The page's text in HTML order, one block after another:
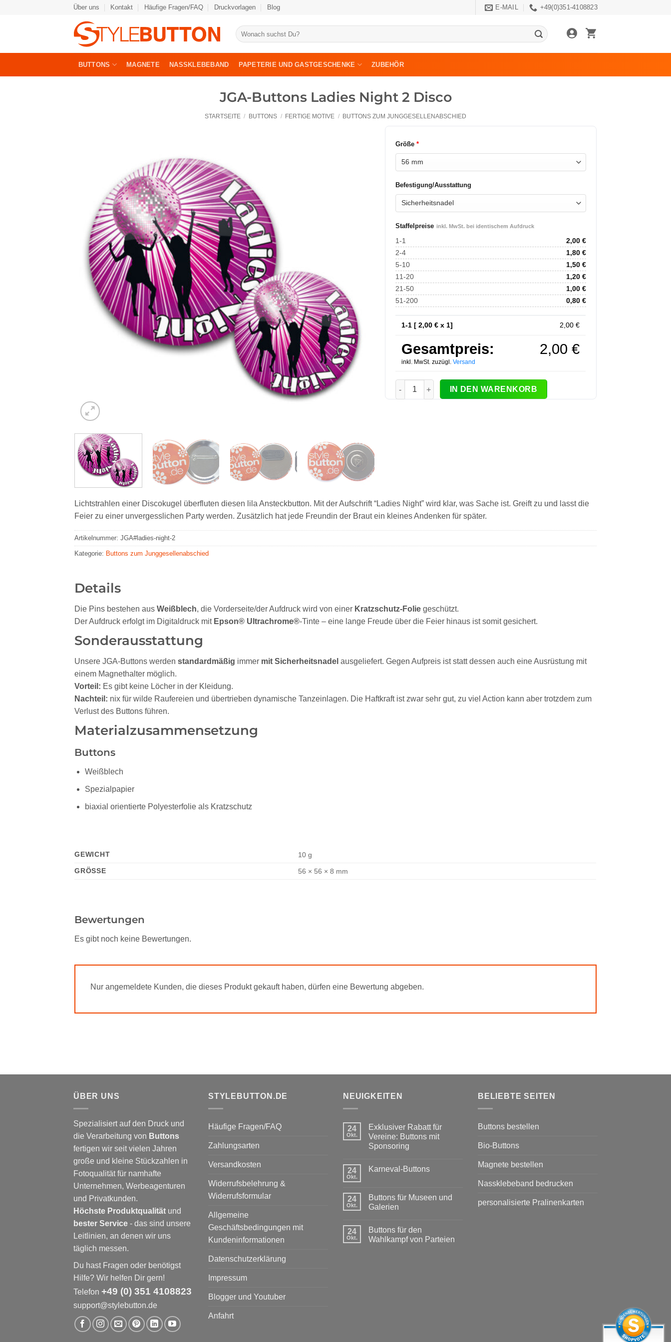
Über uns Kontakt Häufige Fragen/FAQ Druckvorlagen Blog E-MAIL +49(0)351-4108823
Suche
nach:
BUTTONS MAGNETE NASSKLEBEBAND PAPETERIE UND GASTGESCHENKE ZUBEHÖR
JGA-Buttons Ladies Night 2 Disco
STARTSEITE / BUTTONS / FERTIGE MOTIVE / BUTTONS ZUM JUNGGESELLENABSCHIED
Größe*
Befestigung/Ausstattung
Staffelpreise inkl. MwSt. bei identischem Aufdruck
1-1 2,00 €
2-4
1,80 €
5-10
1,50 €
11-20
1,20 €
21-50
1,00 €
51-200
0,80 €
1-1 [ 2,00€ x 1] 2,00€
Gesamtpreis:
inkl. MwSt. zuzügl. Versand
2,00 €
JGA-Buttons Ladies Night 2 Disco Menge
IN DEN WARENKORB
Lichtstrahlen einer Discokugel überfluten diesen lila Ansteckbutton. Mit der Aufschrift “Ladies Night” wird klar, was Sache ist. Greift zu und lasst die
Feier zu einer unvergesslichen Party werden. Zusätzlich hat jede Freundin der Braut ein kleines Andenken für später.
Artikelnummer:JGA#ladies-night-2
Kategorie: Buttons zum Junggesellenabschied
Details
Die Pins bestehen ausWeißblech, die Vorderseite/der Aufdruck wird von einer Kratzschutz-Folie geschützt.
Der Aufdruck erfolgt im Digitaldruck mit Epson® Ultrachrome®-Tinte – eine lange Freude über die Feier hinaus ist somit gesichert.
Sonderausstattung
Unsere JGA-Buttons werdenstandardmäßig immer mit Sicherheitsnadel ausgeliefert. Gegen Aufpreis ist statt dessen auch eine Ausrüstung mit
einem Magnethalter möglich.
Vorteil: Es gibt keine Löcher in der Kleidung.
Nachteil: nix für wilde Raufereien und übertrieben dynamische Tanzeinlagen. Die Haftkraft ist zwar sehr gut, zu viel Action kann aber trotzdem zum
Verlust des Buttons führen.
Materialzusammensetzung
Buttons
Weißblech
Spezialpapier
biaxial orientierte Polyesterfolie als Kratzschutz
GEWICHT
10 g
GRÖSSE
56 × 56 × 8 mm
Bewertungen
Es gibt noch keine Bewertungen.
Nur angemeldete Kunden, die dieses Produkt gekauft haben, dürfen eine Bewertung abgeben.
ÜBER UNS
Spezialisiert auf den Druck und
die Verarbeitung von Buttons
fertigen wir seit vielen Jahren
große und kleine Stückzahlen in
Fotoqualität für namhafte
Unternehmen, Werbeagenturen
und Privatkunden.
Höchste Produktqualität und
bester Service - das sind unsere
Leitlinien, an denen wir uns
täglich messen.
Du hast Fragen oder benötigst
Hilfe? Wir helfen Dir gern!
Telefon +49 (0) 351 4108823
support@stylebutton.de
STYLEBUTTON.DE
Häufige Fragen/FAQ
Zahlungsarten
Versandkosten
Widerrufsbelehrung &
Widerrufsformular
Allgemeine
Geschäftsbedingungen mit
Kundeninformationen
Datenschutzerklärung
Impressum
Blogger und Youtuber
Anfahrt
NEUIGKEITEN
24
Okt.
Exklusiver Rabatt für
Vereine: Buttons mit
Sponsoring
zu
Vereine:
Buttons
mit
24
Okt.
Karneval-Buttons
Karneval-
Buttons
24
Okt.
Buttons für Museen und
Galerien
zu
Buttons
für
24
Okt.
Buttons für den
Wahlkampf von Parteien
BELIEBTE SEITEN
Buttons bestellen
Bio-Buttons
Magnete bestellen
Nassklebeband bedrucken
personalisierte Pralinenkarten